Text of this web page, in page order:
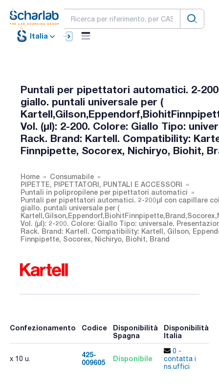
Italia
Puntali per pipettatori automatici. 2-
giallo. puntali universale per (
Vol. (µl): 2-200. Colore: Giallo Tipo:
Rack. Brand: Kartell. Compatibility:
Finnpipette, Socorex, Nichiryo, Biohit,
Home
Consumabile
PIPETTE, PIPETTATORI, PUNTALI E ACCESSORI
Puntali in polipropilene per pipettatori automatici
Puntali per pipettatori automatici. 2-200µl con capillare
giallo. puntali universale per (
Vol. (µl): 2-200. Colore: Giallo Tipo: universale.
Rack. Brand: Kartell. Compatibility: Kartell, Gilson,
Finnpipette, Socorex, Nichiryo, Biohit, Brand
Confezionamento Codice
Disponibilità
Spagna
Disponibilità
Italia
x 10 u.
425-
009605
Disponibile
0 -
contatta i
ns.uffici